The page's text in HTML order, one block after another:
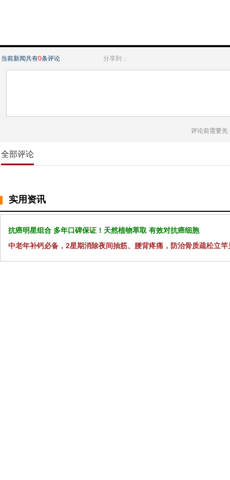
当前新闻共有0条评论 分享到：
评论前需要先
全部评论
实用资讯
抗癌明星组合 多年口碑保证！天然植物萃取 有效对抗癌细胞
中老年补钙必备，2星期消除夜间抽筋、腰背疼痛，防治骨质疏松立竿